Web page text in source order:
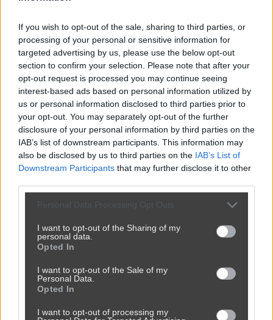
If you wish to opt-out of the sale, sharing to third parties, or
processing of your personal or sensitive information for
targeted advertising by us, please use the below opt-out
section to confirm your selection. Please note that after your
opt-out request is processed you may continue seeing
interest-based ads based on personal information utilized by
us or personal information disclosed to third parties prior to
your opt-out. You may separately opt-out of the further
disclosure of your personal information by third parties on the
IAB’s list of downstream participants. This information may
also be disclosed by us to third parties on the IAB’s List of
Downstream Participants that may further disclose it to other
Personal Data Processing Opt Outs
I want to opt-out of the Sharing of my
personal data.
Opted In
I want to opt-out of the Sale of my
Personal Data.
Opted In
I want to opt-out of processing my
Powinna do pakietu być
2450 9 Inne